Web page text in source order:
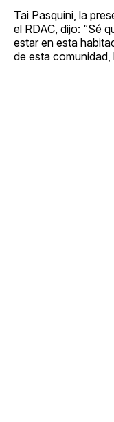
Tai Pasquini, la
el RDAC, dijo: “Sé
estar en esta
de esta comunidad,